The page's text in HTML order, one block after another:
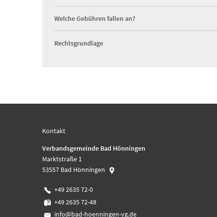
Welche Gebühren fallen an?
Rechtsgrundlage
Kontakt
Verbandsgemeinde Bad Hönningen
Marktstraße 1
53557 Bad Hönningen
+49 2635 72-0
+49 2635 72-48
info@bad-hoenningen-vg.de